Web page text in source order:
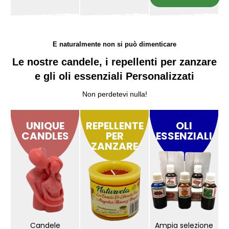
E naturalmente non si può dimenticare
Le nostre candele, i repellenti per zanzare
e gli oli essenziali Personalizzati
Non perdetevi nulla!
UNIQUE
CANDLES
Candele
REPELLENTE
PER
ZANZARE
OLI
ESSENZIALI
Ampia selezione